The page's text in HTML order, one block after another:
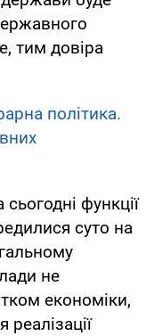
тим довіра
політика.
функції
суто на
не
економіки,